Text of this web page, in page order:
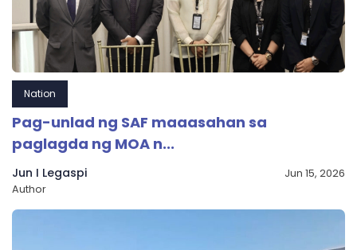
Nation
Pag-unlad ng SAF maaasahan sa
paglagda ng MOA n...
Jun I Legaspi
Author
Jun 15, 2026